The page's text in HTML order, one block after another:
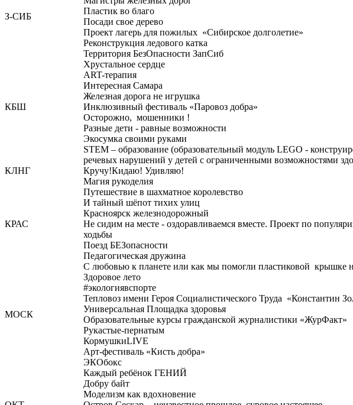
З-СИБ
Пластик во благо
Посади свое дерево
Проект лагерь для пожилых «Сибирское долголетие»
Реконструкция ледового катка
Территория БезОпасности ЗапСиб
Хрустальное сердце
КБШ
ART-терапия
Интересная Самара
Железная дорога не игрушка
Инклюзивный фестиваль «Паровоз добра»
Осторожно, мошенники !
Разные дети - равные возможности
Экосумка своими руками
КЛНГ
STEM – образование (образовательный модуль LEGO -
речевых нарушений у детей с ограниченными возможностями
Кручу!Кидаю! Удивляю!
Магия рукоделия
Путешествие в шахматное королевство
КРАС
И тайный шёпот тихих улиц
Красноярск железнодорожный
Не сидим на месте - оздоравливаемся вместе. Проект по
ходьбы
Поезд БЕЗопасности
МОСК
Педагогическая дружина
С любовью к планете или как мы помогли пластиковой крышке
Здоровое лето
#экологиявспорте
Тепловоз имени Героя Социалистического Труда «Константин
Универсальная Площадка здоровья
Образовательные курсы гражданской журналистики «ЖурФакт»
Рукастые-пернатым
КормушкиLIVE
Арт-фестиваль «Кисть добра»
ЭКОбокс
Каждый ребёнок ГЕНИЙ
Добру байт
Моделизм как вдохновение